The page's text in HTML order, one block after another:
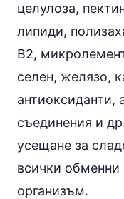
целулоза,
липиди,
В2,
селен, желязо,
антиоксиданти,
съединения и
усещане за
всички
организъм.